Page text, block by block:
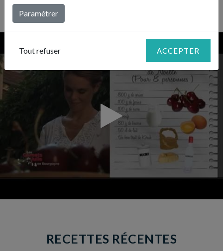
RECETTES RÉCENTES
Paramétrer
Tout refuser ACCEPTER